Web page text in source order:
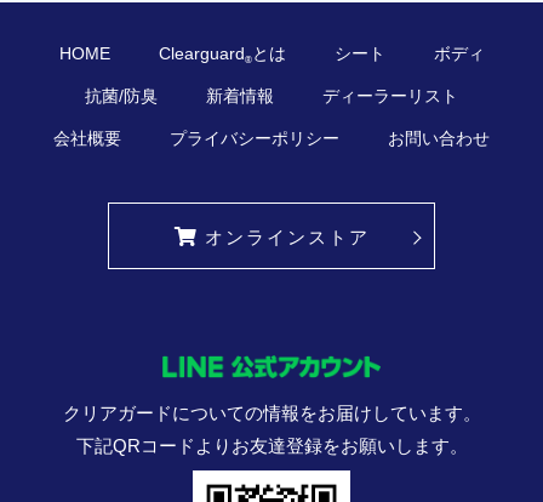
HOME Clearguard®とは シート ボディ
抗菌/防臭 新着情報 ディーラーリスト
会社概要 プライバシーポリシー お問い合わせ
オンラインストア
クリアガードについての情報をお届けしています。
下記QRコードよりお友達登録をお願いします。